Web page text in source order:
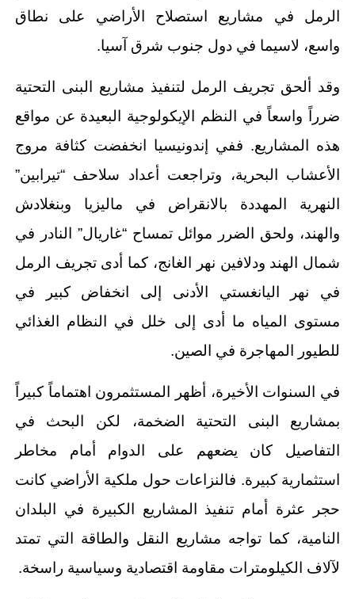
الرمل في مشاريع استصلاح الأراضي على نطاق
واسع، لاسيما في دول جنوب شرق آسيا.
وقد ألحق تجريف الرمل لتنفيذ مشاريع البنى التحتية
ضرراً واسعاً في النظم الإيكولوجية البعيدة عن مواقع
هذه المشاريع. ففي إندونيسيا انخفضت كثافة مروج
الأعشاب البحرية، وتراجعت أعداد سلاحف “تيرابين”
النهرية المهددة بالانقراض في ماليزيا وبنغلادش
والهند، ولحق الضرر موائل تمساح “غاريال” النادر في
شمال الهند ودلافين نهر الغانج، كما أدى تجريف الرمل
في نهر اليانغستي الأدنى إلى انخفاض كبير في
مستوى المياه ما أدى إلى خلل في النظام الغذائي
للطيور المهاجرة في الصين.
في السنوات الأخيرة، أظهر المستثمرون اهتماماً كبيراً
بمشاريع البنى التحتية الضخمة، لكن البحث في
التفاصيل كان يضعهم على الدوام أمام مخاطر
استثمارية كبيرة. فالنزاعات حول ملكية الأراضي كانت
حجر عثرة أمام تنفيذ المشاريع الكبيرة في البلدان
النامية، كما تواجه مشاريع النقل والطاقة التي تمتد
لآلاف الكيلومترات مقاومة اقتصادية وسياسية راسخة.